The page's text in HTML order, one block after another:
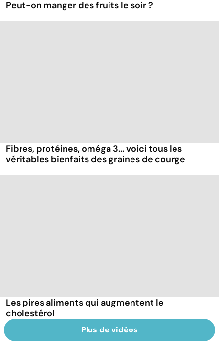
Peut-on manger des fruits le soir ?
Fibres, protéines, oméga 3... voici tous les
véritables bienfaits des graines de courge
Les pires aliments qui augmentent le
cholestérol
Plus de vidéos